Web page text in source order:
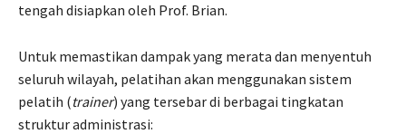
tengah disiapkan oleh Prof. Brian.
Untuk memastikan dampak yang merata dan menyentuh
seluruh wilayah, pelatihan akan menggunakan sistem
pelatih (trainer) yang tersebar di berbagai tingkatan
struktur administrasi: